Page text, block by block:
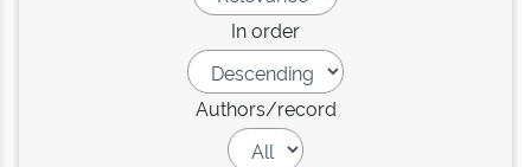
In order
Authors/record